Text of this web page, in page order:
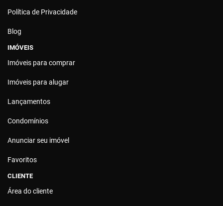
Política de Privacidade
Blog
IMÓVEIS
Imóveis para comprar
Imóveis para alugar
Lançamentos
Condomínios
Anunciar seu imóvel
Favoritos
CLIENTE
Área do cliente